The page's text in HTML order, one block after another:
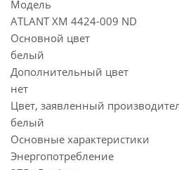
Модель
ATLANT ХМ 4424-009 ND
Основной цвет
белый
Дополнительный цвет
нет
Цвет, заявленный
белый
Основные характеристики
Энергопотребление